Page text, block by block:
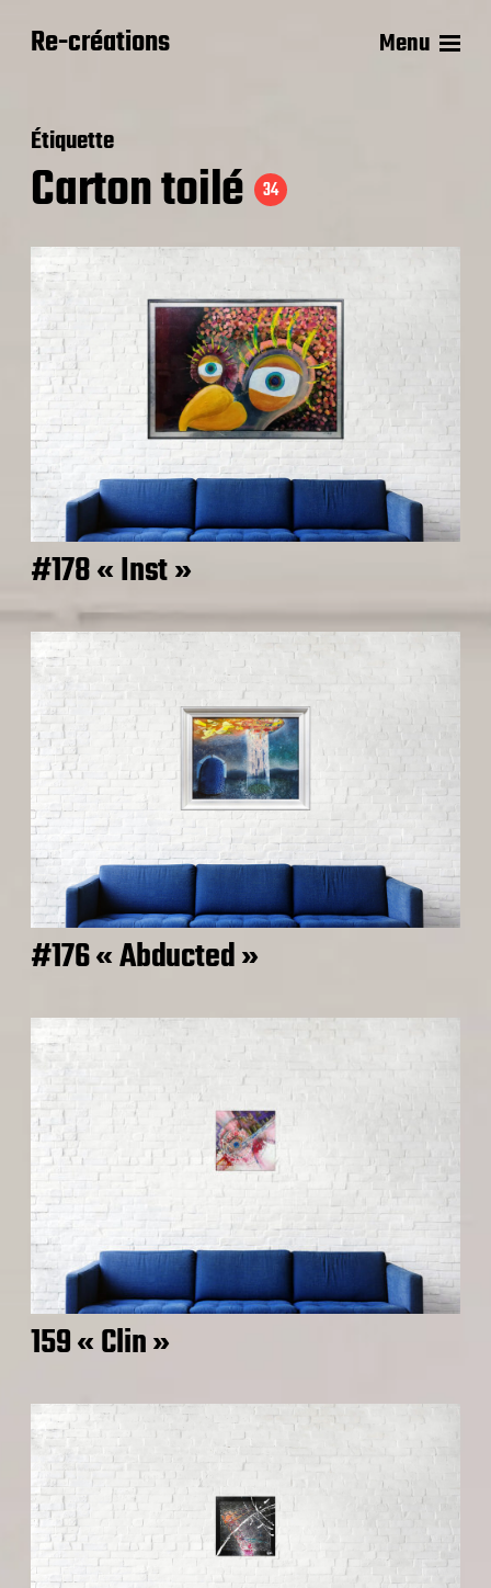
Re-créations Menu
Étiquette
Carton toilé 34
#178 « Inst »
#176 « Abducted »
159 « Clin »